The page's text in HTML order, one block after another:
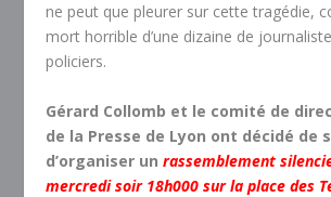
ne peut que pleurer sur cette tragédie,
mort horrible d’une dizaine de
policiers.
Gérard Collomb et le comité de
de la Presse de Lyon ont décidé de
d’organiser unrassemblement
mercredi soir 18h000 sur la place des